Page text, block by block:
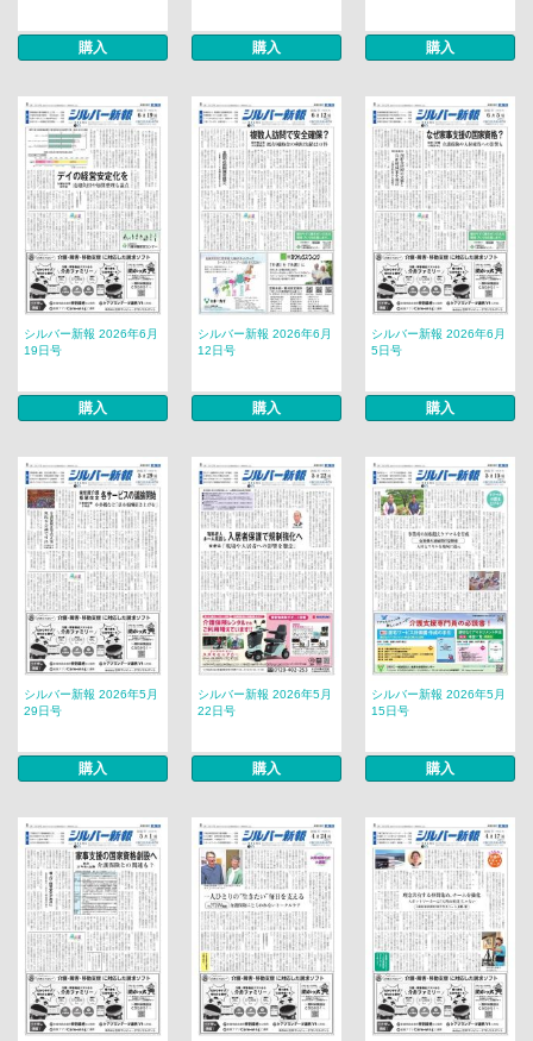
購入 購入 購入
シルバー新報 2026年6月
19日号
購入
シルバー新報 2026年6月
12日号
購入
シルバー新報 2026年6月
5日号
購入
シルバー新報 2026年5月
29日号
購入
シルバー新報 2026年5月
22日号
購入
シルバー新報 2026年5月
15日号
購入